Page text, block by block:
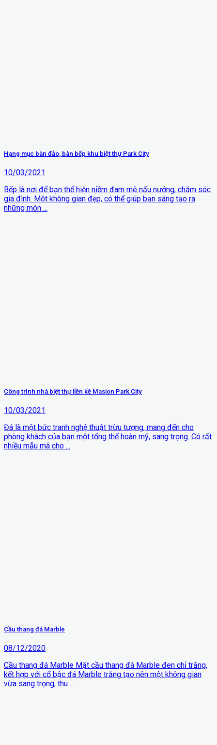
Hạng mục bàn đảo, bàn bếp khu biệt thự Park City
10/03/2021
Bếp là nơi để bạn thể hiện niềm đam mê nấu nướng, chăm sóc
gia đình. Một không gian đẹp, có thể giúp bạn sáng tạo ra
những món ...
Công trình nhà biệt thự liền kề Masion Park City
10/03/2021
Đá là một bức tranh nghệ thuật trừu tượng, mang đến cho
phòng khách của bạn một tổng thể hoàn mỹ, sang trọng. Có rất
nhiều mẫu mã cho ...
Cầu thang đá Marble
08/12/2020
Cầu thang đá Marble Mặt cầu thang đá Marble đen chỉ trắng,
kết hợp với cổ bậc đá Marble trắng tạo nên một không gian
vừa sang trọng, thu ...